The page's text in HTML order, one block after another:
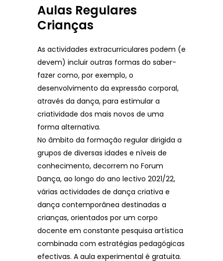
Aulas Regulares
Crianças
As actividades extracurriculares podem (e
devem) incluir outras formas do saber-
fazer como, por exemplo, o
desenvolvimento da expressão corporal,
através da dança, para estimular a
criatividade dos mais novos de uma
forma alternativa.
No âmbito da formação regular dirigida a
grupos de diversas idades e níveis de
conhecimento, decorrem no Forum
Dança, ao longo do ano lectivo 2021/22,
várias actividades de dança criativa e
dança contemporânea destinadas a
crianças, orientados por um corpo
docente em constante pesquisa artística
combinada com estratégias pedagógicas
efectivas. A aula experimental é gratuita.